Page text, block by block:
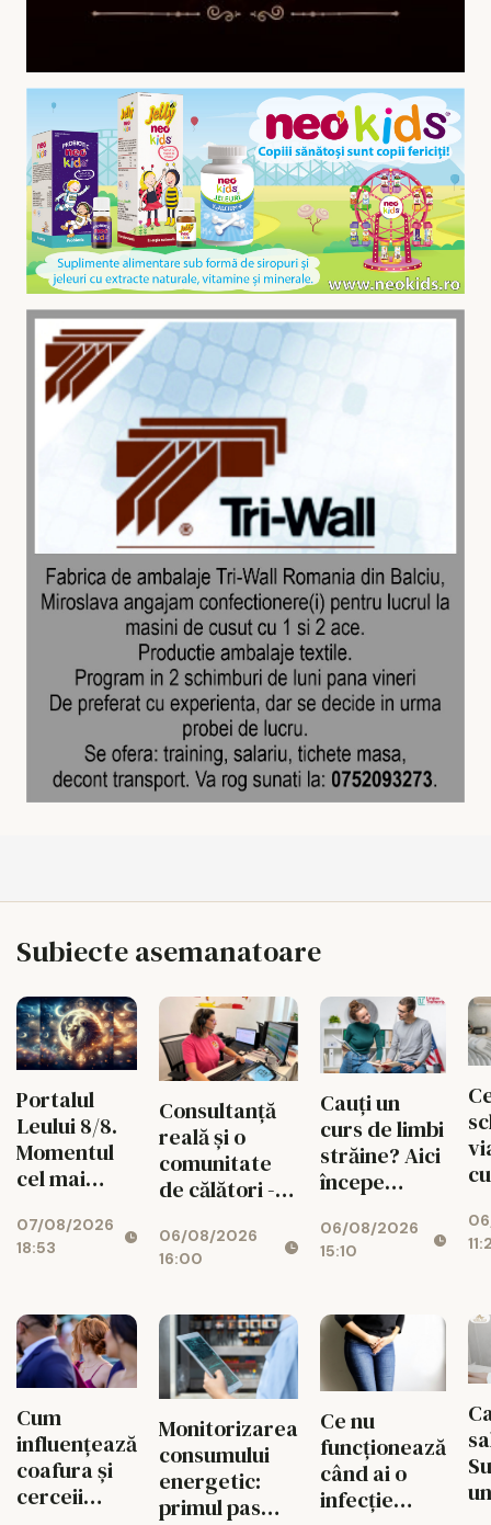
Subiecte asemanatoare
Portalul
Leului 8/8.
Momentul
cel mai
verii
07/08/2026
18:53
Consultanță
reală și o
comunitate
de călători -
spatele
fiecărui
CISTOUR
06/08/2026
16:00
Cauți un
curs de limbi
străine? Aici
începe
ta cu Lingua
Transcript
06/08/2026
15:10
Cum
influențează
coafura și
cerceii
Monitorizarea
consumului
energetic:
primul pas
Ce nu
funcționează
când ai o
infecție